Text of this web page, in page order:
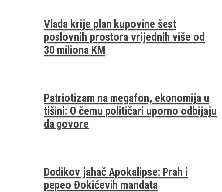
Vlada krije plan kupovine šest
poslovnih prostora vrijednih više od
30 miliona KM
Patriotizam na megafon, ekonomija u
tišini: O čemu političari uporno odbijaju
da govore
Dodikov jahač Apokalipse: Prah i
pepeo Đokićevih mandata